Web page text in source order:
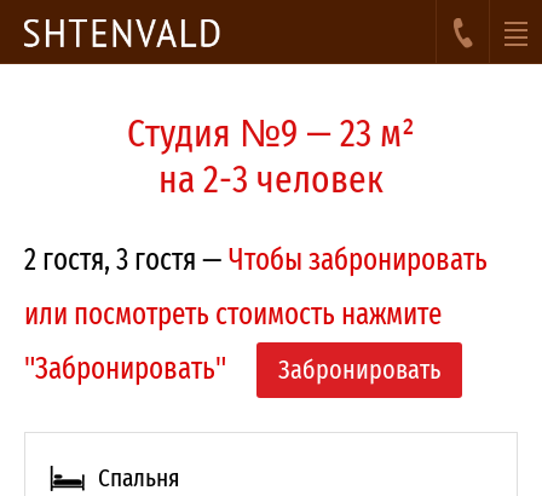
Студия №9 — 23 м²
на 2-3 человек
2 гостя, 3 гостя — Чтобы забронировать
или посмотреть стоимость нажмите
"Забронировать"
Забронировать
Спальня